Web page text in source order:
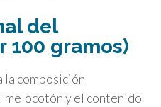
del
100 gramos)
la composición
y el contenido